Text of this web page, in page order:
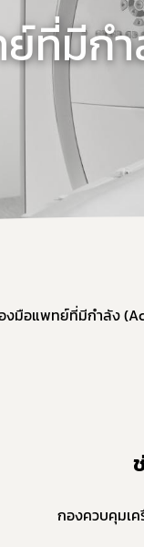
สารงานสถานที่
รึกษาแบบแปลนสถา
วบคุมการผลิต/นำเข้า/
งา
ผลิตเพื่
ต่ออายุ
เลิกกิ
หนังสื
กลุ่มส่ง
ที่มีก
งมือแพทย์ที่มีกำลัง
กองควบคุมเค